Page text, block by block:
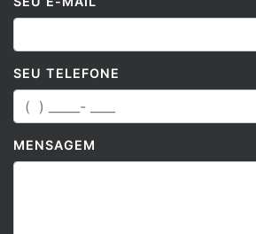
SEU TELEFONE
MENSAGEM